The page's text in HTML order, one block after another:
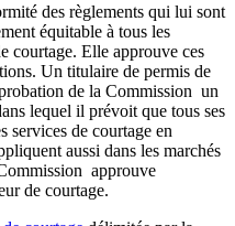
des règlements qui lui sont
équitable à tous les
courtage. Elle approuve ces
Un titulaire de permis de
de la Commission un
lequel il prévoit que tous ses
services de courtage en
aussi dans les marchés
approuve
de courtage.